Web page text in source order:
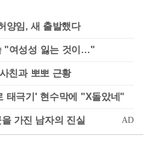
양임, 새 출발했다
"여성성 잃는 것이…"
친과 뽀뽀 근황
태극기' 현수막에 "X돌았네"